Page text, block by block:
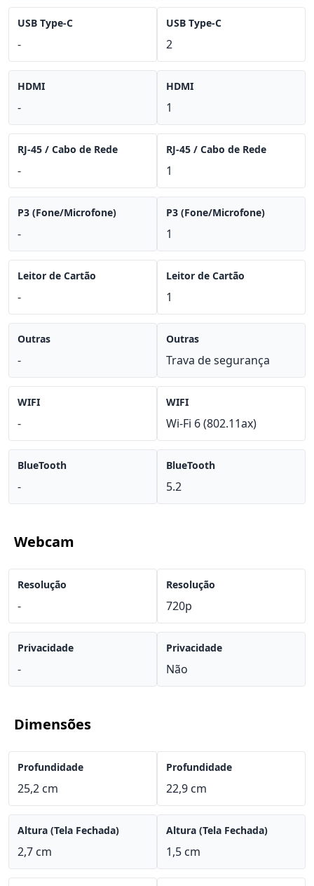
USB Type-C
-
HDMI
-
RJ-45 / Cabo de Rede
-
P3 (Fone/Microfone)
-
Leitor de Cartão
-
Outras
-
WIFI
-
BlueTooth
-
USB Type-C
2
HDMI
1
RJ-45 / Cabo de Rede
1
P3 (Fone/Microfone)
1
Leitor de Cartão
1
Outras
Trava de segurança
WIFI
Wi-Fi 6 (802.11ax)
BlueTooth
5.2
Webcam
Resolução
-
Privacidade
-
Resolução
720p
Privacidade
Não
Dimensões
Profundidade
25,2 cm
Altura (Tela Fechada)
2,7 cm
Profundidade
22,9 cm
Altura (Tela Fechada)
1,5 cm